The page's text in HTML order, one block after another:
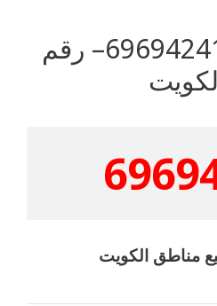
تاكسي شرق 69694241– رقم
مناطق الكويت